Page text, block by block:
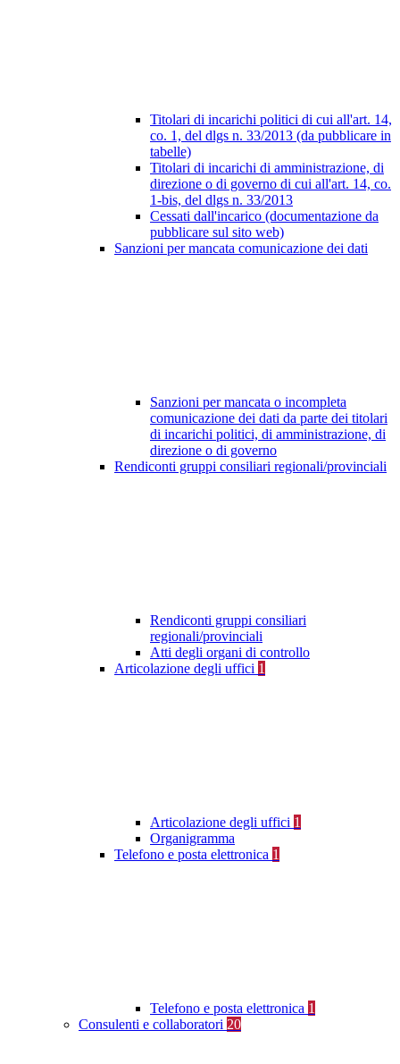
Titolari di incarichi politici di cui all'art. 14,
co. 1, del dlgs n. 33/2013 (da pubblicare in
tabelle)
Titolari di incarichi di amministrazione, di
direzione o di governo di cui all'art. 14, co.
1-bis, del dlgs n. 33/2013
Cessati dall'incarico (documentazione da
pubblicare sul sito web)
Sanzioni per mancata comunicazione dei dati
Sanzioni per mancata o incompleta
comunicazione dei dati da parte dei titolari
di incarichi politici, di amministrazione, di
direzione o di governo
Rendiconti gruppi consiliari regionali/provinciali
Rendiconti gruppi consiliari
regionali/provinciali
Atti degli organi di controllo
Articolazione degli uffici 1
Articolazione degli uffici 1
Organigramma
Telefono e posta elettronica 1
Telefono e posta elettronica 1
Consulenti e collaboratori 20